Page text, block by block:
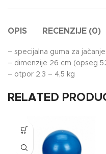
OPIS RECENZIJE (0)
– specijalna guma za jačanje
– dimenzije 26 cm (opseg
– otpor 2,3 – 4,5 kg
RELATED